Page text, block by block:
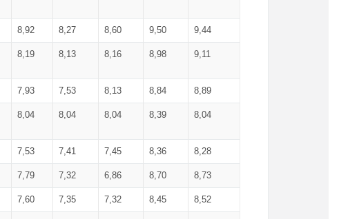
8,92 8,27 8,60 9,50 9,44
8,19 8,13 8,16 8,98 9,11
7,93 7,53 8,13 8,84 8,89
8,04 8,04 8,04 8,39 8,04
7,53 7,41 7,45 8,36 8,28
7,79 7,32 6,86 8,70 8,73
7,60 7,35 7,32 8,45 8,52